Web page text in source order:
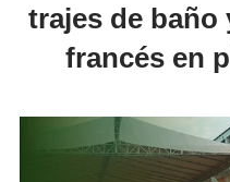
trajes de baño
francés en